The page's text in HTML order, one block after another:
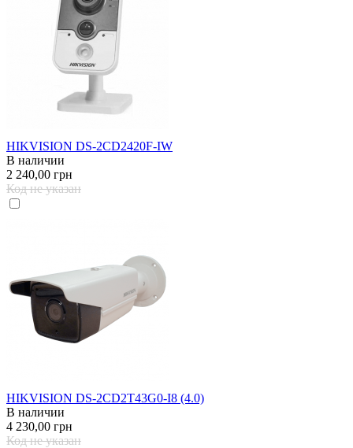
HIKVISION DS-2CD2420F-IW
В наличии
2 240,00 грн
Код не указан
HIKVISION DS-2CD2T43G0-I8 (4.0)
В наличии
4 230,00 грн
Код не указан